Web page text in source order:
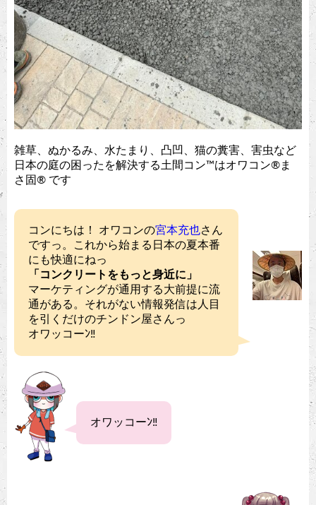
雑草、ぬかるみ、水たまり、凸凹、猫の糞害、害虫など
日本の庭の困ったを解決する土間コン™︎はオワコン®︎ま
さ固®︎ です
コンにちは！ オワコンの宮本充也さん
ですっ。これから始まる日本の夏本番
にも快適にねっ
「コンクリートをもっと身近に」
マーケティングが通用する大前提に流
通がある。それがない情報発信は人目
を引くだけのチンドン屋さんっ
オワッコーﾝ‼︎
オワッコーﾝ‼